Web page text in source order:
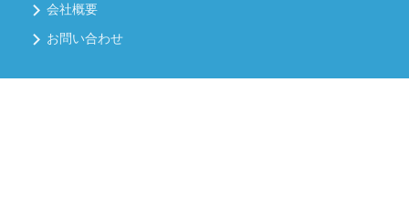
会社概要
お問い合わせ